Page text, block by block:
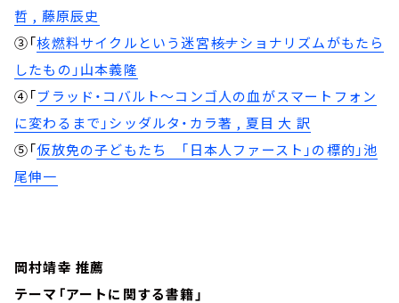
哲 , 藤原辰史
③「核燃料サイクルという迷宮――核ナショナリズムがもたら
したもの」山本義隆
④「ブラッド・コバルト～コンゴ人の血がスマートフォン
に変わるまで」シッダルタ・カラ著 , 夏目 大 訳
⑤「仮放免の子どもたち 「日本人ファースト」の標的」池
尾伸一
岡村靖幸 推薦
テーマ「アートに関する書籍」